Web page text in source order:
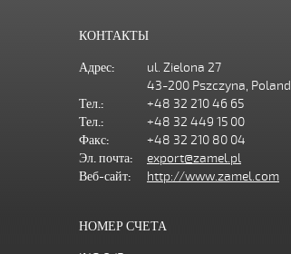
КОНТАКТЫ
Адрес:
ul. Zielona 27
43-200 Pszczyna, Poland
Тел.:
+48 32 210 46 65
Тел.:
+48 32 449 15 00
Факс:
+48 32 210 80 04
Эл. почта:
export@zamel.pl
Веб-сайт:
http://www.zamel.com
НОМЕР СЧЕТА